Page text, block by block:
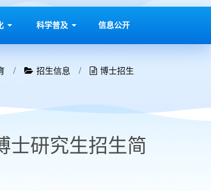
科学普及 信息公开
/ 招生信息 / 博士招生
士研究生招生简